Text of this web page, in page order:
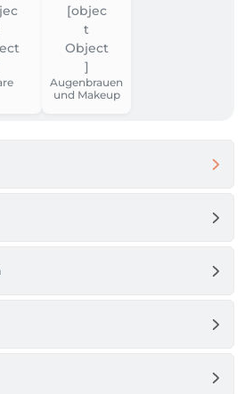
Augenbrauen
und Makeup